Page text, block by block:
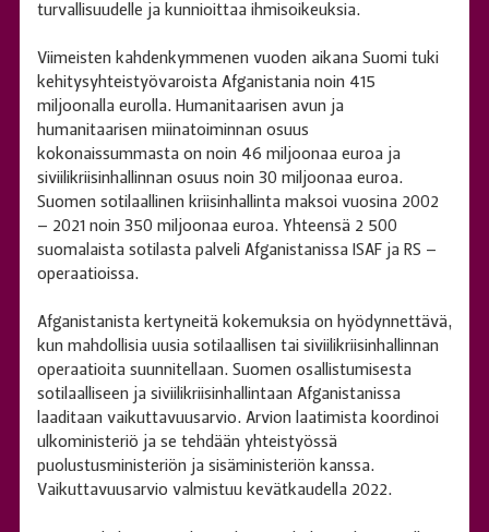
turvallisuudelle ja kunnioittaa ihmisoikeuksia.
Viimeisten kahdenkymmenen vuoden aikana Suomi tuki
kehitysyhteistyövaroista Afganistania noin 415
miljoonalla eurolla. Humanitaarisen avun ja
humanitaarisen miinatoiminnan osuus
kokonaissummasta on noin 46 miljoonaa euroa ja
siviilikriisinhallinnan osuus noin 30 miljoonaa euroa.
Suomen sotilaallinen kriisinhallinta maksoi vuosina 2002
– 2021 noin 350 miljoonaa euroa. Yhteensä 2 500
suomalaista sotilasta palveli Afganistanissa ISAF ja RS –
operaatioissa.
Afganistanista kertyneitä kokemuksia on hyödynnettävä,
kun mahdollisia uusia sotilaallisen tai siviilikriisinhallinnan
operaatioita suunnitellaan. Suomen osallistumisesta
sotilaalliseen ja siviilikriisinhallintaan Afganistanissa
laaditaan vaikuttavuusarvio. Arvion laatimista koordinoi
ulkoministeriö ja se tehdään yhteistyössä
puolustusministeriön ja sisäministeriön kanssa.
Vaikuttavuusarvio valmistuu kevätkaudella 2022.